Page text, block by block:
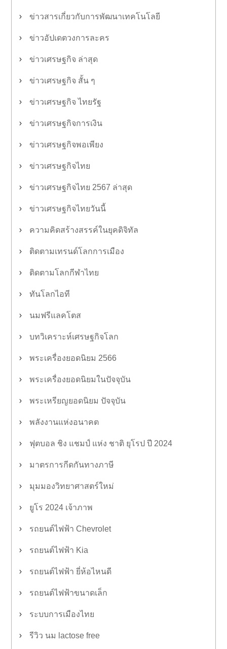
ข่าวสารเกี่ยวกับการพัฒนาเทคโนโลยี
ข่าวอัปเดตวงการละคร
ข่าวเศรษฐกิจ ล่าสุด
ข่าวเศรษฐกิจ สั้น ๆ
ข่าวเศรษฐกิจ ไทยรัฐ
ข่าวเศรษฐกิจการเงิน
ข่าวเศรษฐกิจพอเพียง
ข่าวเศรษฐกิจไทย
ข่าวเศรษฐกิจไทย 2567 ล่าสุด
ข่าวเศรษฐกิจไทยวันนี้
ความคิดสร้างสรรค์ในยุคดิจิทัล
ติดตามเทรนด์โลกการเมือง
ติดตามโลกกีฬาไทย
ทันโลกไอที
นมฟรีแลคโตส
บทวิเคราะห์เศรษฐกิจโลก
พระเครื่องยอดนิยม 2566
พระเครื่องยอดนิยมในปัจจุบัน
พระเหรียญยอดนิยม ปัจจุบัน
พลังงานแห่งอนาคต
ฟุตบอล ชิง แชมป์ แห่ง ชาติ ยุโรป ปี 2024
มาตรการกีดกันทางภาษี
มุมมองวิทยาศาสตร์ใหม่
ยูโร 2024 เจ้าภาพ
รถยนต์ไฟฟ้า Chevrolet
รถยนต์ไฟฟ้า Kia
รถยนต์ไฟฟ้า ยี่ห้อไหนดี
รถยนต์ไฟฟ้าขนาดเล็ก
ระบบการเมืองไทย
รีวิว นม lactose free